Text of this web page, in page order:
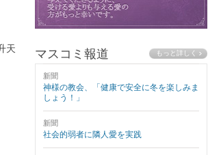
天
マスコミ報道
新聞
神様の教会、「健康で安全に冬を楽しみま
しょう！」
新聞
社会的弱者に隣人愛を実践